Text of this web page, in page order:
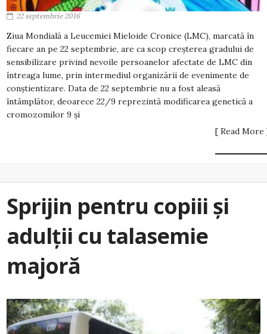
22 septembrie 2016
Ziua Mondială a Leucemiei Mieloide Cronice (LMC), marcată în
fiecare an pe 22 septembrie, are ca scop creșterea gradului de
sensibilizare privind nevoile persoanelor afectate de LMC din
întreaga lume, prin intermediul organizării de evenimente de
conștientizare. Data de 22 septembrie nu a fost aleasă
întâmplător, deoarece 22/9 reprezintă modificarea genetică a
cromozomilor 9 și
[ Read More
Sprijin pentru copiii și
adulții cu talasemie
majoră